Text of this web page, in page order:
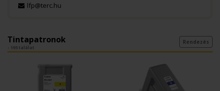
lfp@terc.hu
Tintapatronok
- 195 találat
Rendezés